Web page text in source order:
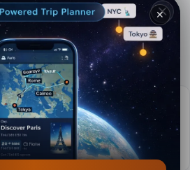
Barga: kirken St. Eli
Elizabethabeth af
Ungarn
📍 16.6 km away
Forår til efterår (Apr-Oct)
✕